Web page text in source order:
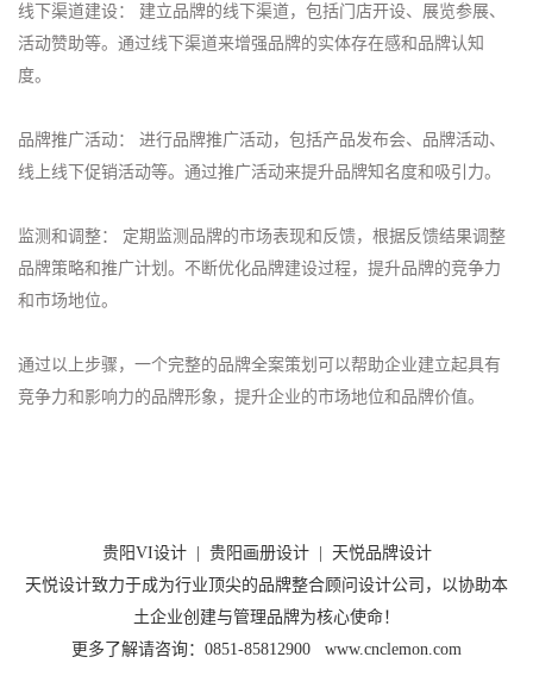
线下渠道建设： 建立品牌的线下渠道，包括门店开设、展览参展、
活动赞助等。通过线下渠道来增强品牌的实体存在感和品牌认知
度。
品牌推广活动： 进行品牌推广活动，包括产品发布会、品牌活动、
线上线下促销活动等。通过推广活动来提升品牌知名度和吸引力。
监测和调整： 定期监测品牌的市场表现和反馈，根据反馈结果调整
品牌策略和推广计划。不断优化品牌建设过程，提升品牌的竞争力
和市场地位。
通过以上步骤，一个完整的品牌全案策划可以帮助企业建立起具有
竞争力和影响力的品牌形象，提升企业的市场地位和品牌价值。
贵阳VI设计 贵阳画册设计
天悦品牌设计
天悦设计致力于成为行业顶尖的品牌整合顾问设计公司，以协助本
土企业创建与管理品牌为核心使命！
更多了解请咨询：0851-85812900 www.cnclemon.com